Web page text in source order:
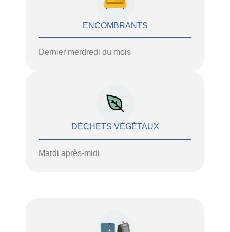
ENCOMBRANTS
Dernier merdredi du mois
DÉCHETS VÉGÉTAUX
Mardi après-midi